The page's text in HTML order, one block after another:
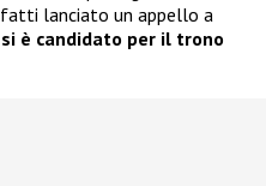
lanciato un appello a
si è candidato per il trono